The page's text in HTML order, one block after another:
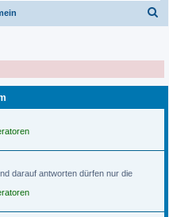
e
darauf antworten dürfen nur die